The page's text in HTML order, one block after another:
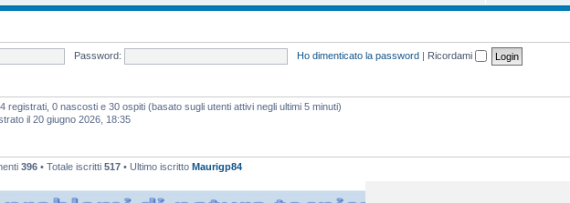
Password: Ho dimenticato la password | Ricordami
registrati, 0 nascosti e 30 ospiti (basato sugli utenti attivi negli ultimi 5 minuti)
il 20 giugno 2026, 18:35
396 • Totale iscritti 517 • Ultimo iscritto Maurigp84